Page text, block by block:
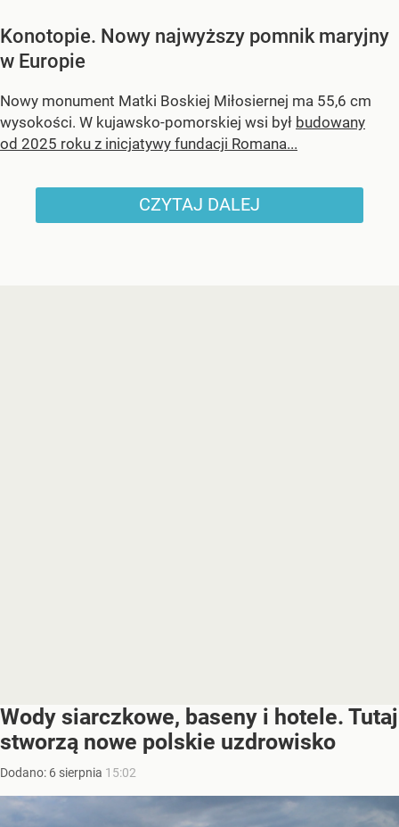
Konotopie. Nowy najwyższy pomnik maryjny
w Europie
Nowy monument Matki Boskiej Miłosiernej ma 55,6 cm
wysokości. W kujawsko-pomorskiej wsi był budowany
od 2025 roku z inicjatywy fundacji Romana...
CZYTAJ DALEJ
Wody siarczkowe, baseny i hotele. Tutaj
stworzą nowe polskie uzdrowisko
Dodano: 6 sierpnia 15:02